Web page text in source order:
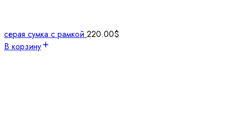
серая сумка с рамкой 220.00$
В корзину